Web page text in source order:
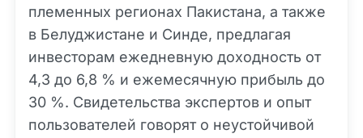
племенных регионах Пакистана, а также
в Белуджистане и Синде, предлагая
инвесторам ежедневную доходность от
4,3 до 6,8 % и ежемесячную прибыль до
30 %. Свидетельства экспертов и опыт
пользователей говорят о неустойчивой